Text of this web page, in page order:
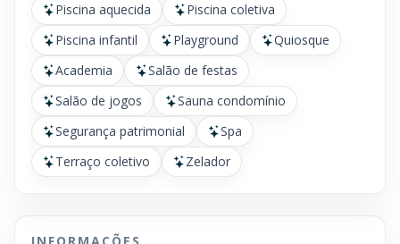
Piscina aquecida
Piscina coletiva
Piscina infantil
Playground
Quiosque
Academia
Salão de festas
Salão de jogos
Sauna condomínio
Segurança patrimonial
Spa
Terraço coletivo
Zelador